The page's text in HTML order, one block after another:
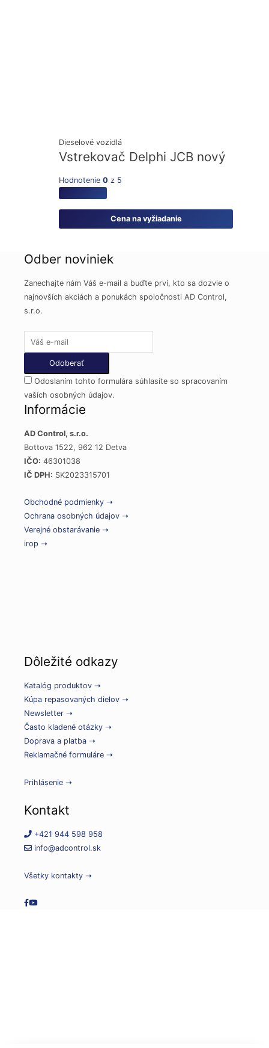
Dieselové vozidlá
Vstrekovač Delphi JCB nový
Hodnotenie0 z 5
Cena na vyžiadanie
Odber noviniek
Zanechajte nám Váš e-mail a buďte prví, kto sa dozvie o
najnovších akciách a ponukách spoločnosti AD Control,
s.r.o.
Odoslaním tohto formulára súhlasíte so spracovaním
vaších osobných údajov.
Informácie
AD Control, s.r.o.
Bottova 1522, 962 12 Detva
IČO: 46301038
IČ DPH: SK2023315701
Obchodné podmienky ➝
Ochrana osobných údajov ➝
Verejné obstarávanie ➝
irop ➝
Dôležité odkazy
Katalóg produktov ➝
Kúpa repasovaných dielov ➝
Newsletter ➝
Často kladené otázky ➝
Doprava a platba ➝
Reklamačné formuláre ➝
Prihlásenie ➝
Kontakt
+421 944 598 958
info@adcontrol.sk
Všetky kontakty ➝